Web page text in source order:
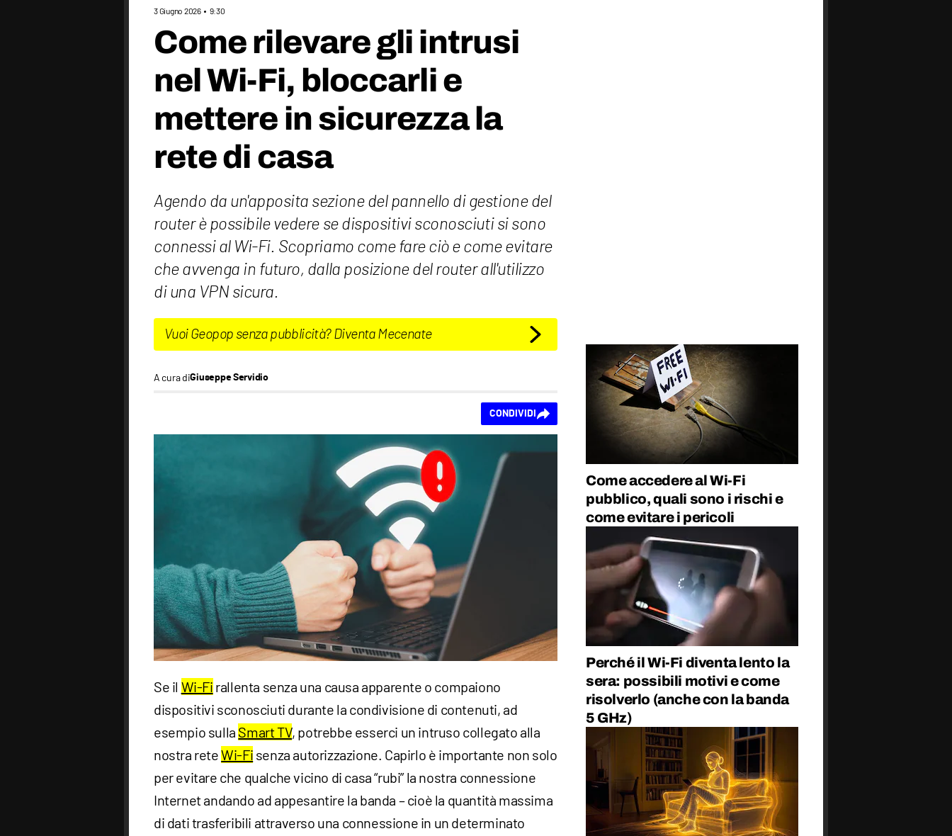
3 Giugno 2026 9:30
Come rilevare gli intrusi
nel Wi-Fi, bloccarli e
mettere in sicurezza la
rete di casa
Agendo da un'apposita sezione del pannello di gestione del
router è possibile vedere se dispositivi sconosciuti si sono
connessi al Wi-Fi. Scopriamo come fare ciò e come evitare
che avvenga in futuro, dalla posizione del router all'utilizzo
di una VPN sicura.
Vuoi Geopop senza pubblicità? Diventa Mecenate
A cura diGiuseppe Servidio
CONDIVIDI
Se il Wi-Fi rallenta senza una causa apparente o compaiono
dispositivi sconosciuti durante la condivisione di contenuti, ad
esempio sulla Smart TV, potrebbe esserci un intruso collegato alla
nostra reteWi-Fi senza autorizzazione. Capirlo è importante non solo
per evitare che qualche vicino di casa “rubi” la nostra connessione
Internet andando ad appesantire la banda – cioè la quantità massima
di dati trasferibili attraverso una connessione in un determinato
Come accedere al Wi-Fi
pubblico, quali sono i rischi e
come evitare i pericoli
Perché il Wi-Fi diventa lento la
sera: possibili motivi e come
risolverlo (anche con la banda
5 GHz)